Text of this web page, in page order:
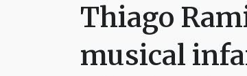
Thiago
musical